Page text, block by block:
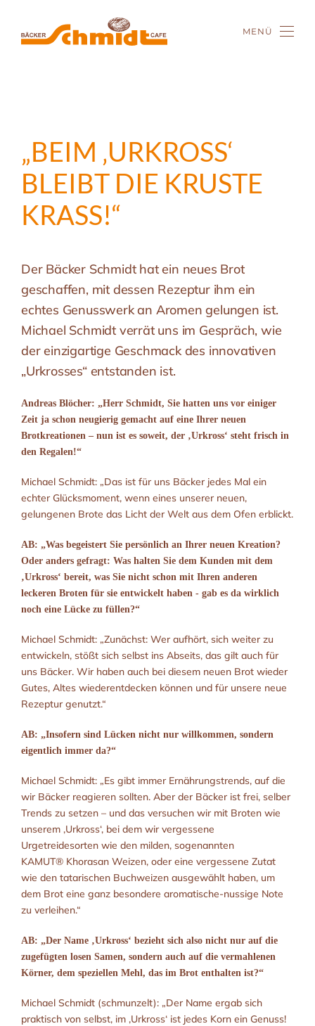
Zum Hauptinhalt springen
MENÜ
„BEIM ‚URKROSS‘
BLEIBT DIE KRUSTE
KRASS!“
Der Bäcker Schmidt hat ein neues Brot
geschaffen, mit dessen Rezeptur ihm ein
echtes Genusswerk an Aromen gelungen ist.
Michael Schmidt verrät uns im Gespräch, wie
der einzigartige Geschmack des innovativen
„Urkrosses“ entstanden ist.
Andreas Blöcher: „Herr Schmidt, Sie hatten uns vor einiger
Zeit ja schon neugierig gemacht auf eine Ihrer neuen
Brotkreationen – nun ist es soweit, der ‚Urkross‘ steht frisch in
den Regalen!“
Michael Schmidt: „Das ist für uns Bäcker jedes Mal ein
echter Glücksmoment, wenn eines unserer neuen,
gelungenen Brote das Licht der Welt aus dem Ofen erblickt.
AB: „Was begeistert Sie persönlich an Ihrer neuen Kreation?
Oder anders gefragt: Was halten Sie dem Kunden mit dem
‚Urkross‘ bereit, was Sie nicht schon mit Ihren anderen
leckeren Broten für sie entwickelt haben - gab es da wirklich
noch eine Lücke zu füllen?“
Michael Schmidt: „Zunächst: Wer aufhört, sich weiter zu
entwickeln, stößt sich selbst ins Abseits, das gilt auch für
uns Bäcker. Wir haben auch bei diesem neuen Brot wieder
Gutes, Altes wiederentdecken können und für unsere neue
Rezeptur genutzt.“
AB: „Insofern sind Lücken nicht nur willkommen, sondern
eigentlich immer da?“
Michael Schmidt: „Es gibt immer Ernährungstrends, auf die
wir Bäcker reagieren sollten. Aber der Bäcker ist frei, selber
Trends zu setzen – und das versuchen wir mit Broten wie
unserem ‚Urkross‘, bei dem wir vergessene
Urgetreidesorten wie den milden, sogenannten
KAMUT® Khorasan Weizen, oder eine vergessene Zutat
wie den tatarischen Buchweizen ausgewählt haben, um
dem Brot eine ganz besondere aromatische-nussige Note
zu verleihen.“
AB: „Der Name ‚Urkross‘ bezieht sich also nicht nur auf die
zugefügten losen Samen, sondern auch auf die vermahlenen
Körner, dem speziellen Mehl, das im Brot enthalten ist?“
Michael Schmidt (schmunzelt): „Der Name ergab sich
praktisch von selbst, im ‚Urkross‘ ist jedes Korn ein Genuss!